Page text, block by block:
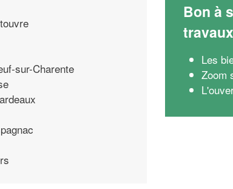
sur-Charente
Bon à
travaux
Les
Zoom